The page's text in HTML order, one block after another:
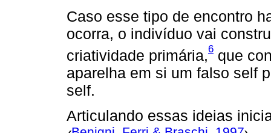
Caso esse tipo de encontro
ocorra, o indivíduo vai
criatividade primária,6 que
aparelha em si um falso self
self.
Articulando essas ideias